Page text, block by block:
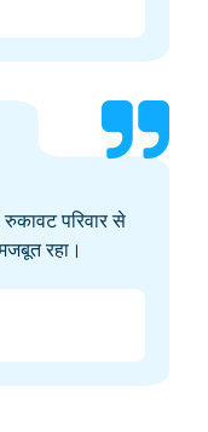
परिवार से
रहा।